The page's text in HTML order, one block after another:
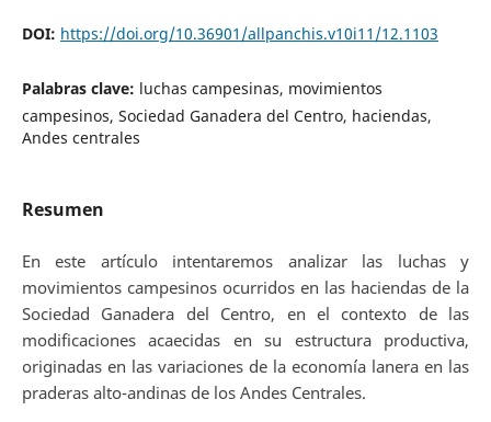
DOI: https://doi.org/10.36901/allpanchis.v10i11/12.1103
Palabras clave: luchas campesinas, movimientos
campesinos, Sociedad Ganadera del Centro, haciendas,
Andes centrales
Resumen
En este artículo intentaremos analizar las luchas y
movimientos campesinos ocurridos en las haciendas de la
Sociedad Ganadera del Centro, en el contexto de las
modificaciones acaecidas en su estructura productiva,
originadas en las variaciones de la economía lanera en las
praderas alto-andinas de los Andes Centrales.